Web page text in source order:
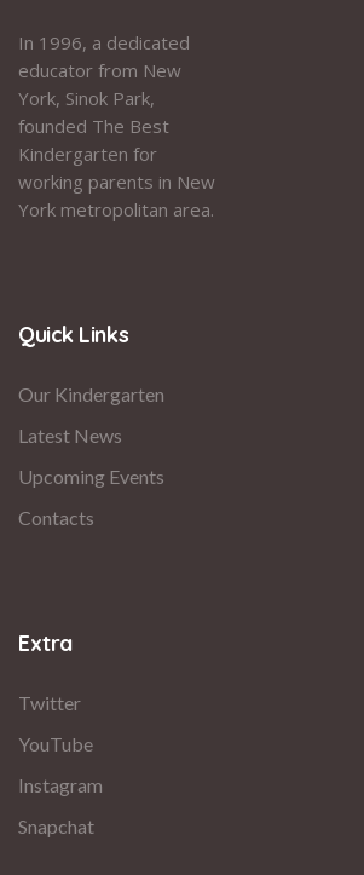
In 1996, a dedicated
educator from New
York, Sinok Park,
founded The Best
Kindergarten for
working parents in New
York metropolitan area.
Quick Links
Our Kindergarten
Latest News
Upcoming Events
Contacts
Extra
Twitter
YouTube
Instagram
Snapchat